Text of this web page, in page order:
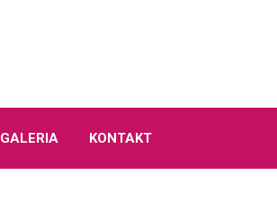
GALERIA KONTAKT